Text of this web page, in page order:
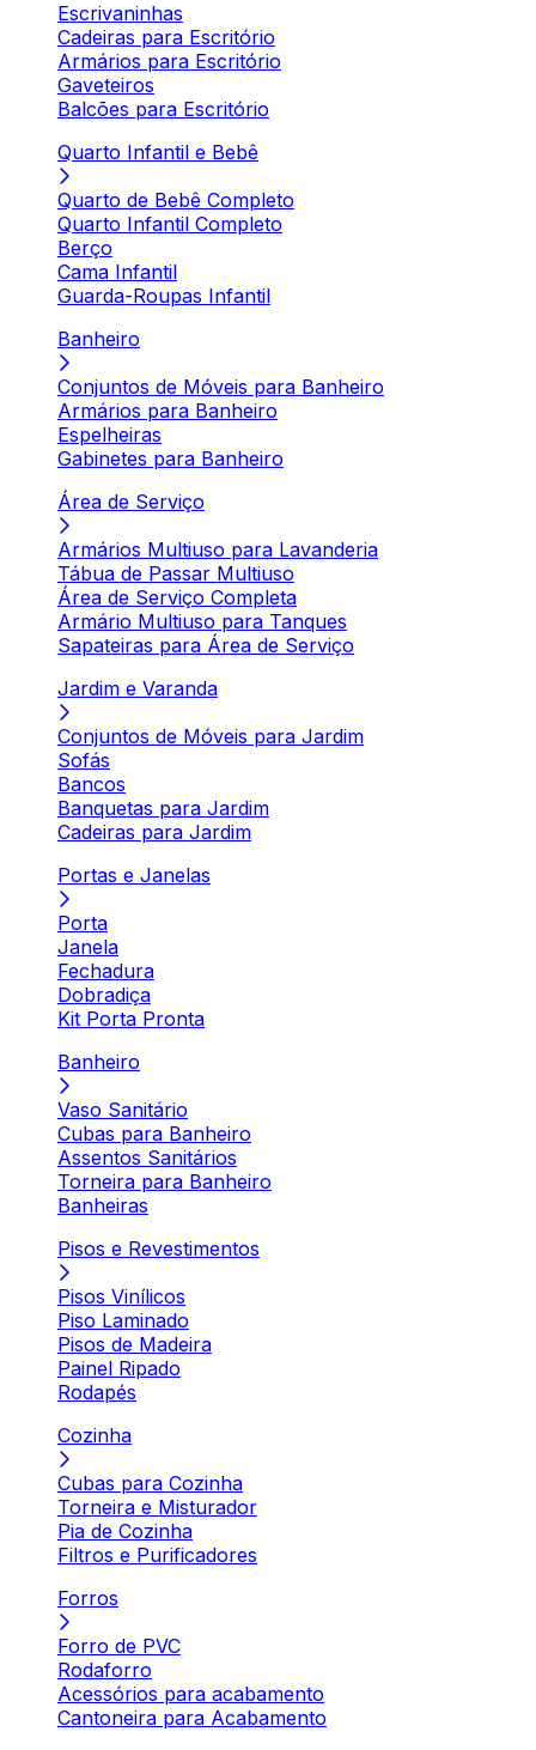
Escrivaninhas
Cadeiras para Escritório
Armários para Escritório
Gaveteiros
Balcões para Escritório
Quarto Infantil e Bebê
Quarto de Bebê Completo
Quarto Infantil Completo
Berço
Cama Infantil
Guarda-Roupas Infantil
Banheiro
Conjuntos de Móveis para Banheiro
Armários para Banheiro
Espelheiras
Gabinetes para Banheiro
Área de Serviço
Armários Multiuso para Lavanderia
Tábua de Passar Multiuso
Área de Serviço Completa
Armário Multiuso para Tanques
Sapateiras para Área de Serviço
Jardim e Varanda
Conjuntos de Móveis para Jardim
Sofás
Bancos
Banquetas para Jardim
Cadeiras para Jardim
Portas e Janelas
Porta
Janela
Fechadura
Dobradiça
Kit Porta Pronta
Banheiro
Vaso Sanitário
Cubas para Banheiro
Assentos Sanitários
Torneira para Banheiro
Banheiras
Pisos e Revestimentos
Pisos Vinílicos
Piso Laminado
Pisos de Madeira
Painel Ripado
Rodapés
Cozinha
Cubas para Cozinha
Torneira e Misturador
Pia de Cozinha
Filtros e Purificadores
Forros
Forro de PVC
Rodaforro
Acessórios para acabamento
Cantoneira para Acabamento